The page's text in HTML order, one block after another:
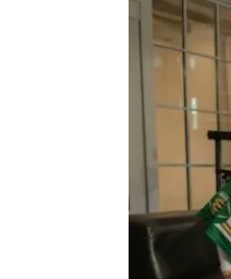
Underholdning